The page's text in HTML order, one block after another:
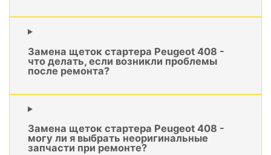
Замена щеток стартера Peugeot 408 -
что делать, если возникли проблемы
после ремонта?
Замена щеток стартера Peugeot 408 -
могу ли я выбрать неоригинальные
запчасти при ремонте?